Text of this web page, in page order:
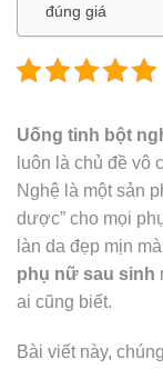
đúng giá
Uống tinh bột
luôn là chủ đề vô
Nghệ là một sản
dược” cho mọi
làn da đẹp mịn
phụ nữ sau sinh
ai cũng biết.
Bài viết này,